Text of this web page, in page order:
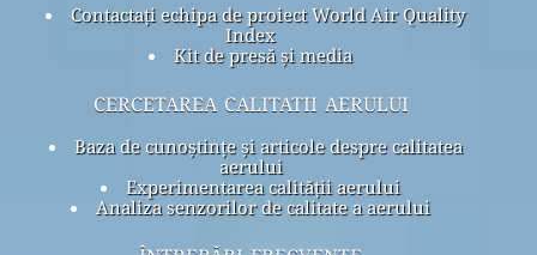
Contactați echipa de proiect World Air Quality
Index
Kit de presă și media
cercetarea calitatii aerului
Baza de cunoștințe și articole despre calitatea
aerului
Experimentarea calității aerului
Analiza senzorilor de calitate a aerului